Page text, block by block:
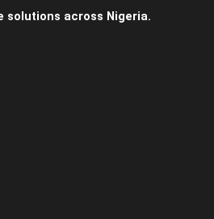
solutions across Nigeria.